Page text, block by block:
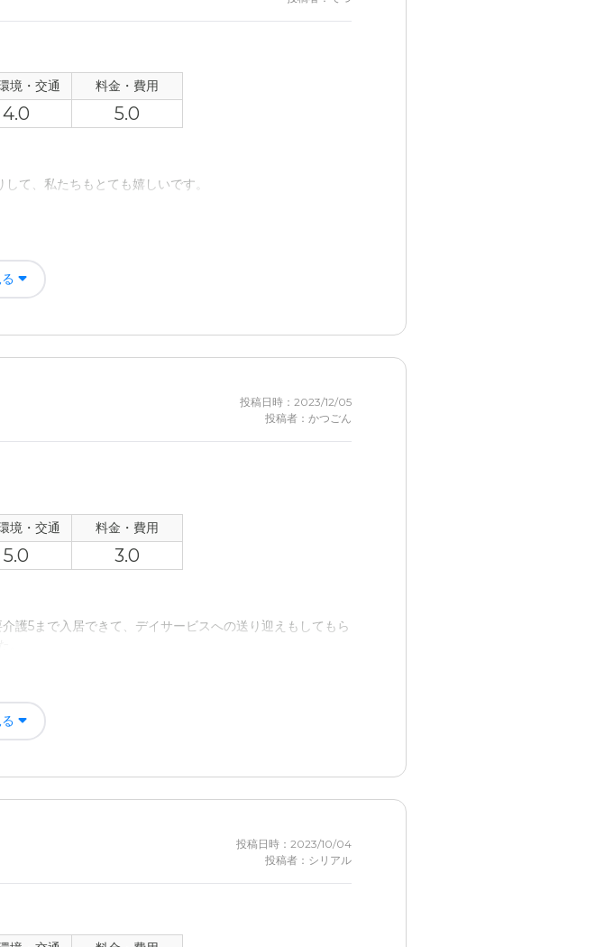
境・交通 料金・費用
4.0 5.0
て、私たちもとても嬉しいです。
話で連絡を逐一いただけるので本当に安心しております。
投稿日時：2023/12/05
投稿者：かつごん
境・交通 料金・費用
5.0 3.0
護5まで入居できて、デイサービスへの送り迎えもしてもら
師さんが優秀だから、安心してくださいと言われた。 入
気だった。
ベッドやタンスなど用意されていてありがたいと思った。
投稿日時：2023/10/04
投稿者：シリアル